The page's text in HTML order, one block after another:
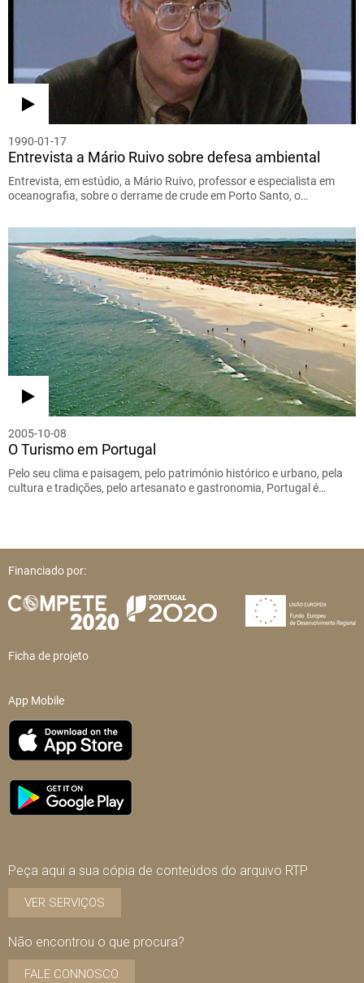
1990-01-17
Entrevista a Mário Ruivo sobre defesa ambiental
Entrevista, em estúdio, a Mário Ruivo, professor e especialista em
oceanografia, sobre o derrame de crude em Porto Santo, o…
2005-10-08
O Turismo em Portugal
Pelo seu clima e paisagem, pelo património histórico e urbano, pela
cultura e tradições, pelo artesanato e gastronomia, Portugal é…
Financiado por:
Ficha de projeto
App Mobile
Peça aqui a sua cópia de conteúdos do arquivo RTP
VER SERVIÇOS
Não encontrou o que procura?
FALE CONNOSCO